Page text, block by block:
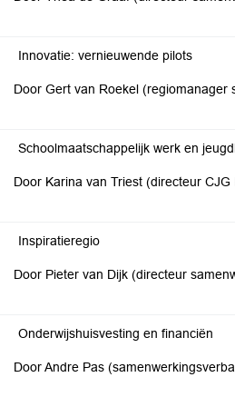
Innovatie: vernieuwende pilots
Door Gert van Roekel (regiomanager
Schoolmaatschappelijk werk en
Door Karina van Triest (directeur CJG
Inspiratieregio
Door Pieter van Dijk (directeur
Onderwijshuisvesting en financiën
Door Andre Pas